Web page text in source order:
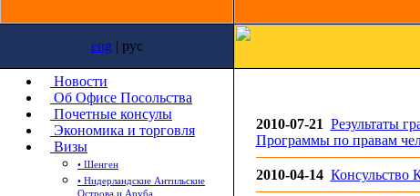
eng | рус
Новости
Об Офисе Посольства
Почетные консулы
Экономика и торговля
Визы
• Шенген
• Нидерландские Антильские
2010-07-21 Результаты
Программы по правам
2010-04-14 Консульство